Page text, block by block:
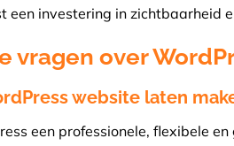
een investering in zichtbaarheid
vragen over
website laten
een professionele, flexibele